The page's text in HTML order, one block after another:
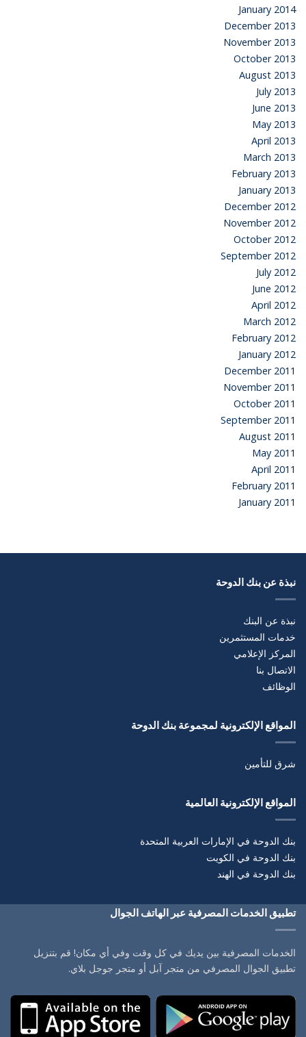
January 2014
December 2013
November 2013
October 2013
August 2013
July 2013
June 2013
May 2013
April 2013
March 2013
February 2013
January 2013
December 2012
November 2012
October 2012
September 2012
July 2012
June 2012
April 2012
March 2012
February 2012
January 2012
December 2011
November 2011
October 2011
September 2011
August 2011
May 2011
April 2011
February 2011
January 2011
نبذة عن بنك الدوحة
نبذة عن البنك
خدمات المستثمرين
المركز الإعلامي
الاتصال بنا
الوظائف
المواقع الإلكترونية لمجموعة بنك الدوحة
شرق للتأمين
المواقع الإلكترونية العالمية
بنك الدوحة في الإمارات العربية المتحدة
بنك الدوحة في الكويت
بنك الدوحة في الهند
تطبيق الخدمات المصرفية عبر الهاتف الجوال
الخدمات المصرفية بين يديك في كل وقت وفي أي مكان! قم بتنزيل
تطبيق الجوال المصرفي من متجر آبل أو متجر جوجل بلاي.